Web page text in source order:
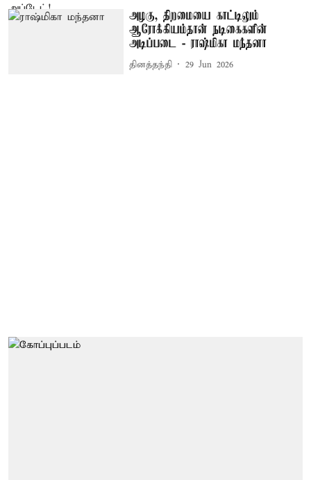
அழகு, திறமையை காட்டிலும்
ஆரோக்கியம்தான் நடிகைகளின்
அடிப்படை - ராஷ்மிகா மந்தனா
தினத்தந்தி 29 Jun 2026